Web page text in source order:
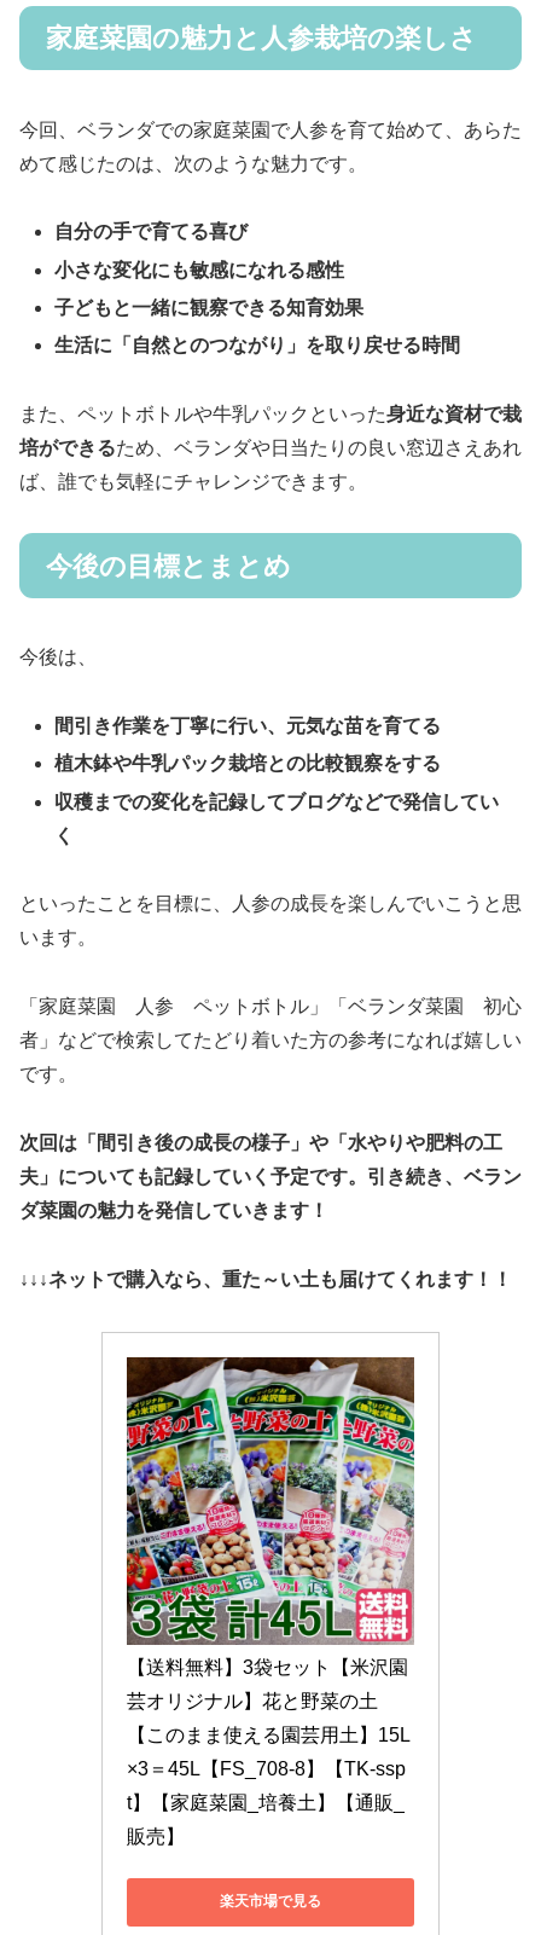
家庭菜園の魅力と人参栽培の楽しさ
今回、ベランダでの家庭菜園で人参を育て始めて、あらた
めて感じたのは、次のような魅力です。
自分の手で育てる喜び
小さな変化にも敏感になれる感性
子どもと一緒に観察できる知育効果
生活に「自然とのつながり」を取り戻せる時間
また、ペットボトルや牛乳パックといった身近な資材で栽
培ができるため、ベランダや日当たりの良い窓辺さえあれ
ば、誰でも気軽にチャレンジできます。
今後の目標とまとめ
今後は、
間引き作業を丁寧に行い、元気な苗を育てる
植木鉢や牛乳パック栽培との比較観察をする
収穫までの変化を記録してブログなどで発信してい
く
といったことを目標に、人参の成長を楽しんでいこうと思
います。
「家庭菜園 人参 ペットボトル」「ベランダ菜園 初心
者」などで検索してたどり着いた方の参考になれば嬉しい
です。
次回は「間引き後の成長の様子」や「水やりや肥料の工
夫」についても記録していく予定です。引き続き、ベラン
ダ菜園の魅力を発信していきます！
↓↓↓ネットで購入なら、重た～い土も届けてくれます！！
【送料無料】3袋セット【米沢園
芸オリジナル】花と野菜の土
【このまま使える園芸用土】15L
×3＝45L【FS_708-8】【TK-ssp
t】【家庭菜園_培養土】【通販_
販売】
楽天市場で見る